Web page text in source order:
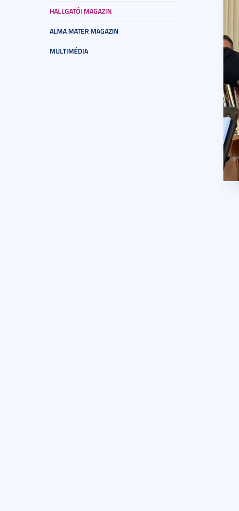
HALLGATÓI MAGAZIN
ALMA MATER MAGAZIN
MULTIMÉDIA